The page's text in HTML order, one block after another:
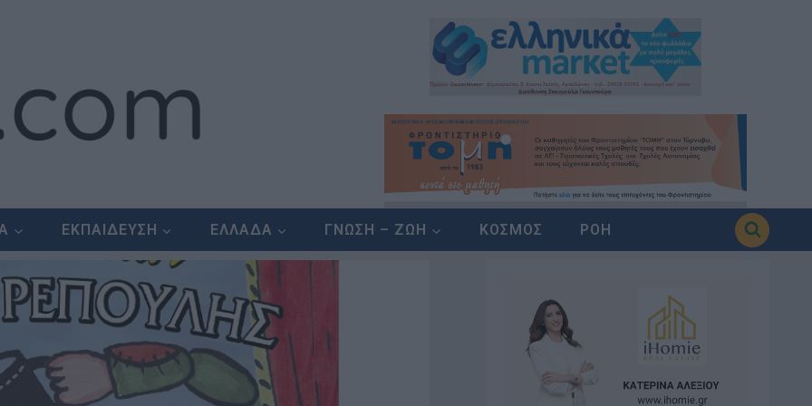
ΕΚΠΑΙΔΕΥΣΗ ΕΛΛΑΔΑ ΓΝΩΣΗ – ΖΩΗ ΚΟΣΜΟΣ ΡΟΗ